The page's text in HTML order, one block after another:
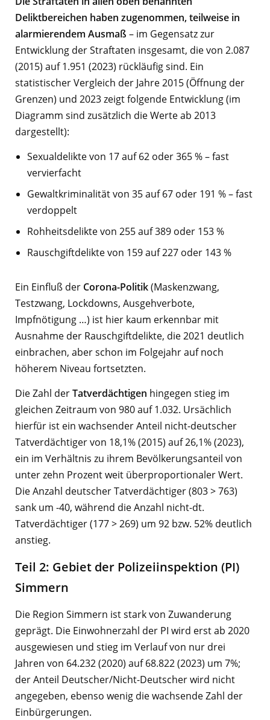
Deliktbereichen haben zugenommen, teilweise in
alarmierendem Ausmaß – im Gegensatz zur
Entwicklung der Straftaten insgesamt, die von 2.087
(2015) auf 1.951 (2023) rückläufig sind. Ein
statistischer Vergleich der Jahre 2015 (Öffnung der
Grenzen) und 2023 zeigt folgende Entwicklung (im
Diagramm sind zusätzlich die Werte ab 2013
dargestellt):
Sexualdelikte von 17 auf 62 oder 365 % – fast
vervierfacht
Gewaltkriminalität von 35 auf 67 oder 191 % – fast
verdoppelt
Rohheitsdelikte von 255 auf 389 oder 153 %
Rauschgiftdelikte von 159 auf 227 oder 143 %
Ein Einfluß derCorona-Politik(Maskenzwang,
Testzwang, Lockdowns, Ausgehverbote,
Impfnötigung …) ist hier kaum erkennbar mit
Ausnahme der Rauschgiftdelikte, die 2021 deutlich
einbrachen, aber schon im Folgejahr auf noch
höherem Niveau fortsetzten.
Die Zahl derTatverdächtigen hingegen stieg im
gleichen Zeitraum von 980 auf 1.032. Ursächlich
hierfür ist ein wachsender Anteil nicht-deutscher
Tatverdächtiger von 18,1% (2015) auf 26,1% (2023),
ein im Verhältnis zu ihrem Bevölkerungsanteil von
unter zehn Prozent weit überproportionaler Wert.
Die Anzahl deutscher Tatverdächtiger (803 > 763)
sank um -40, während die Anzahl nicht-dt.
Tatverdächtiger (177 > 269) um 92 bzw. 52% deutlich
anstieg.
Teil 2: Gebiet der Polizeiinspektion (PI)
Simmern
Die Region Simmern ist stark von Zuwanderung
geprägt. Die Einwohnerzahl der PI wird erst ab 2020
ausgewiesen und stieg im Verlauf von nur drei
Jahren von 64.232 (2020) auf 68.822 (2023) um 7%;
der Anteil Deutscher/Nicht-Deutscher wird nicht
angegeben, ebenso wenig die wachsende Zahl der
Einbürgerungen.